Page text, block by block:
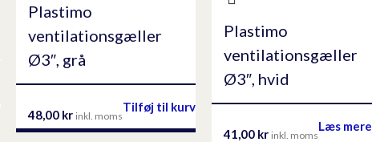
Plastimo
ventilationsgæller
Ø3″, grå
48,00 kr inkl. moms
Tilføj til kurv
Plastimo
ventilationsgæller
Ø3″, hvid
41,00 kr inkl. moms
Læs mere